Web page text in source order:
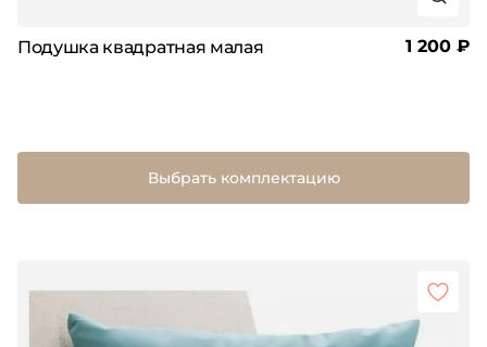
Подушка квадратная малая 1 200 ₽
Выбрать комплектацию